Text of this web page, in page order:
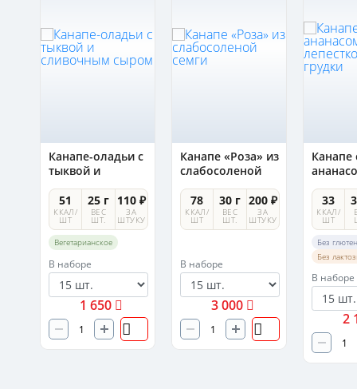
Канапе-оладьи с
тыквой и
сливочным
сыром
51
ККАЛ/
ШТ
25 г
ВЕС
ШТ.
110 ₽
ЗА
ШТУКУ
Вегетарианское
В наборе
1 650
Канапе «Роза» из
слабосоленой
семги
78
ККАЛ/
ШТ
30 г
ВЕС
ШТ.
200 ₽
ЗА
ШТУКУ
В наборе
3 000
Канапе
33
ККАЛ/
ШТ
Без
Без
В наборе
2